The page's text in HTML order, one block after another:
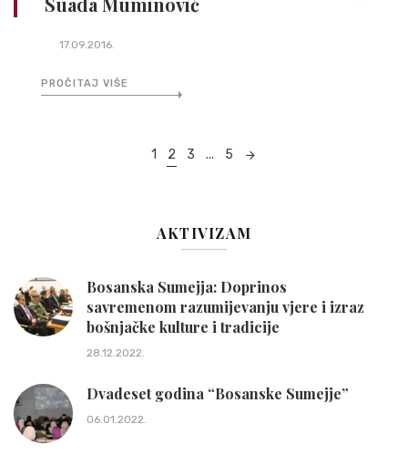
17.09.2016.
PROČITAJ VIŠE
1 2 3 ... 5
AKTIVIZAM
Bosanska Sumejja: Doprinos
savremenom razumijevanju vjere i izraz
bošnjačke kulture i tradicije
28.12.2022.
Dvadeset godina “Bosanske Sumejje”
06.01.2022.